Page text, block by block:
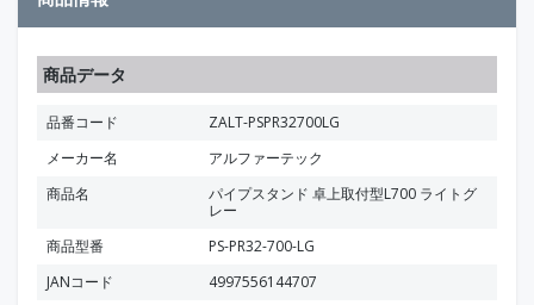
商品データ
品番コード
ZALT-PSPR32700LG
メーカー名
アルファーテック
商品名
パイプスタンド 卓上取付型L700 ライトグ
レー
商品型番
PS-PR32-700-LG
JANコード
4997556144707